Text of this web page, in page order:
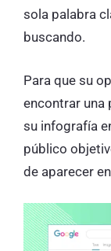
sola palabra
buscando.
Para que su
encontrar una
su infografía
público
de aparecer en